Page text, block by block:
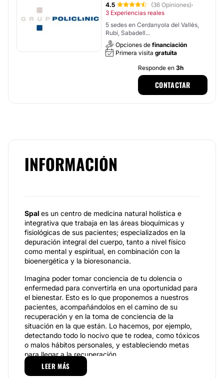
4.5 (36 Opiniones)·
3 Experiencias reales
5 sedes en Cerdanyola del Vallès,
Rubí, Sabadell...
Opciones de financiación
Primera visita gratuita
Responde en 3h
CONTACTAR
INFORMACIÓN
Spal es un centro de medicina natural holística e
integrativa que trabaja en las áreas bioquímicas y
fisiológicas de sus pacientes; especializados en la
depuración integral del cuerpo, tanto a nivel físico
como mental y espiritual, en combinación con la
bioenergética y la bioresonancia.
Imagina poder tomar conciencia de tu dolencia o
enfermedad para convertirla en una oportunidad para
el bienestar. Esto es lo que proponemos a nuestros
pacientes, acompañándolos en el camino de su
recuperación y en la toma de conciencia de la
situación en la que están. Lo hacemos, por ejemplo,
detectando todo lo nocivo que te rodea, como tóxicos
o malos hábitos personales, y estableciendo metas
para llegar a la recuperación.
Especialidades
LEER MÁS